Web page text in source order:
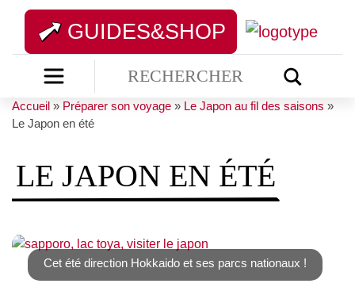
GUIDES&SHOP
Accueil » Préparer son voyage » Le Japon au fil des saisons »
Le Japon en été
LE JAPON EN ÉTÉ
Cet été direction Hokkaido et ses parcs nationaux !